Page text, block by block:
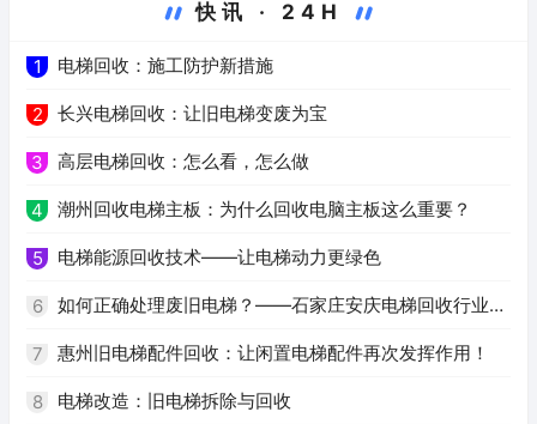
快讯 · 24H
1 电梯回收：施工防护新措施
2 长兴电梯回收：让旧电梯变废为宝
3 高层电梯回收：怎么看，怎么做
4 潮州回收电梯主板：为什么回收电脑主板这么重要？
5 电梯能源回收技术——让电梯动力更绿色
6 如何正确处理废旧电梯？——石家庄安庆电梯回收行业解
析
7 惠州旧电梯配件回收：让闲置电梯配件再次发挥作用！
8 电梯改造：旧电梯拆除与回收